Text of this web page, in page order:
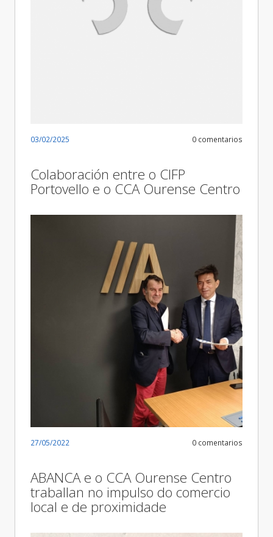
03/02/2025 0 comentarios
Colaboración entre o CIFP
Portovello e o CCA Ourense Centro
27/05/2022 0 comentarios
ABANCA e o CCA Ourense Centro
traballan no impulso do comercio
local e de proximidade